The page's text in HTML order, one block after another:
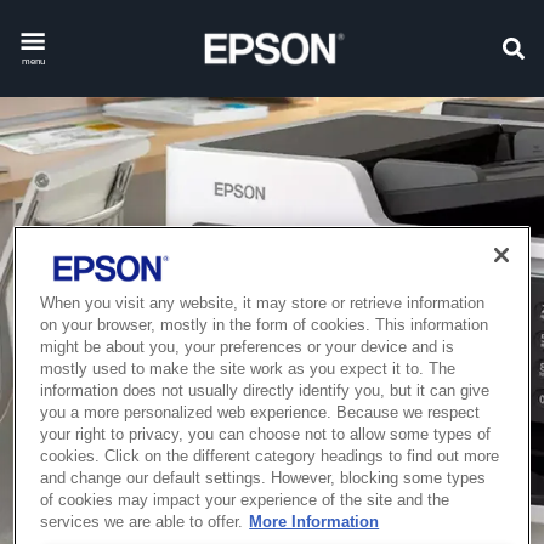
menu
When you visit any website, it may store or retrieve information
on your browser, mostly in the form of cookies. This information
might be about you, your preferences or your device and is
mostly used to make the site work as you expect it to. The
information does not usually directly identify you, but it can give
you a more personalized web experience. Because we respect
your right to privacy, you can choose not to allow some types of
cookies. Click on the different category headings to find out more
and change our default settings. However, blocking some types
of cookies may impact your experience of the site and the
services we are able to offer.
More Information